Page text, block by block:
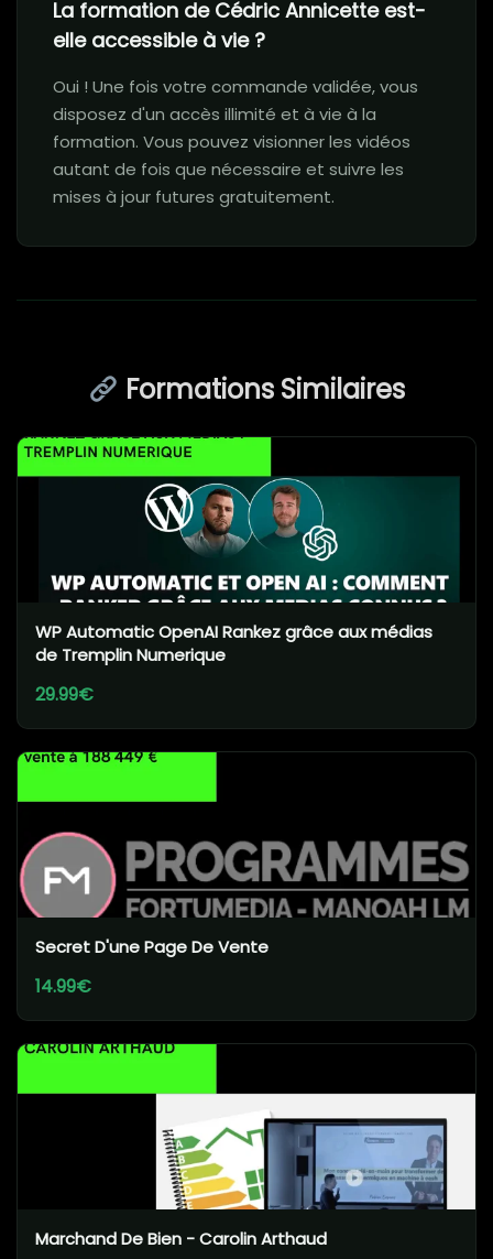
La formation de Cédric Annicette est-
elle accessible à vie ?
Oui ! Une fois votre commande validée, vous
disposez d'un accès illimité et à vie à la
formation. Vous pouvez visionner les vidéos
autant de fois que nécessaire et suivre les
mises à jour futures gratuitement.
Formations Similaires
WP Automatic OpenAI Rankez grâce aux médias
de Tremplin Numerique
29.99€
Secret D'une Page De Vente
14.99€
Marchand De Bien - Carolin Arthaud